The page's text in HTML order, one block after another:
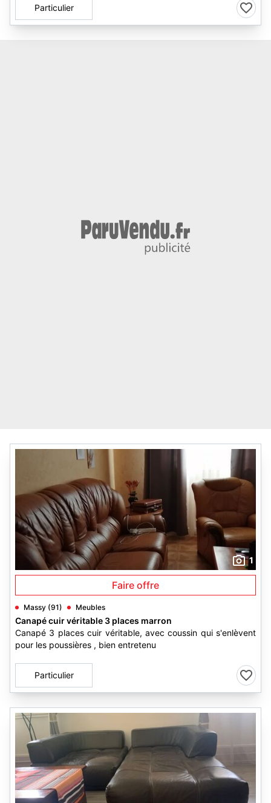
Particulier
1
Faire offre
Massy (91) Meubles
Canapé cuir véritable 3 places marron
Canapé 3 places cuir véritable, avec coussin qui s'enlèvent
pour les poussières , bien entretenu
Particulier